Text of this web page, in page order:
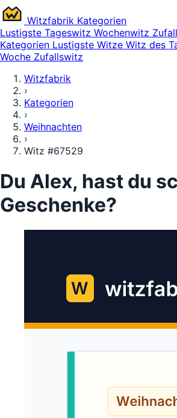
Witzfabrik Kategorien
Lustigste Tageswitz Wochenwitz Zufall
Kategorien Lustigste Witze Witz des
Woche Zufallswitz
Witzfabrik
›
Kategorien
›
Weihnachten
›
Witz #67529
Du Alex, hast du
Geschenke?